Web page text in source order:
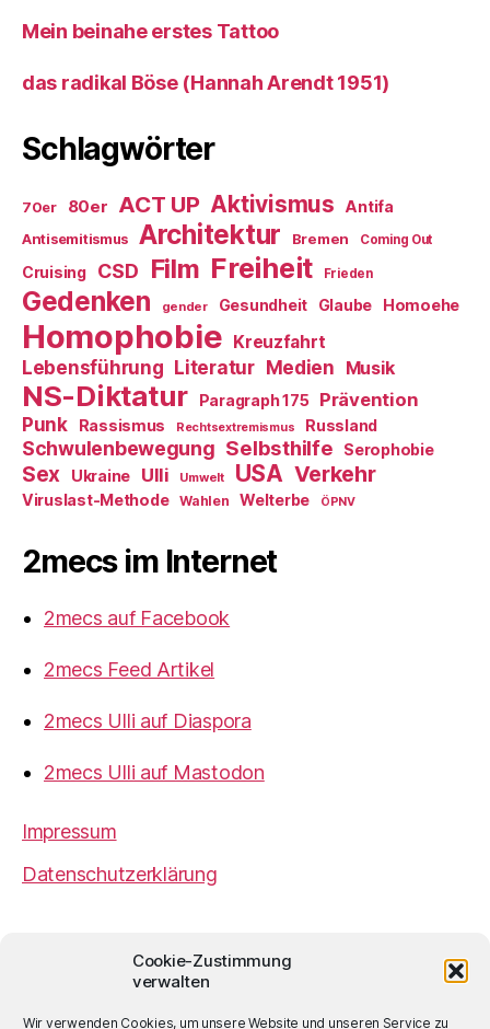
Cookie-Zustimmung
verwalten
Wir verwenden Cookies, um unsere Website und unseren Service zu
Mein beinahe erstes Tattoo
das radikal Böse (Hannah Arendt 1951)
Schlagwörter
70er 80er ACT UP Aktivismus Antifa
Antisemitismus Architektur Bremen Coming Out
Cruising CSD Film Freiheit Frieden
Gedenken gender Gesundheit Glaube Homoehe
Homophobie Kreuzfahrt
Lebensführung Literatur Medien Musik
NS-Diktatur Paragraph 175
Prävention
Punk
Rassismus Rechtsextremismus Russland
Schwulenbewegung Selbsthilfe Serophobie
Sex Ukraine Ulli Umwelt USA Verkehr
Viruslast-Methode Wahlen Welterbe ÖPNV
2mecs im Internet
2mecs auf Facebook
2mecs Feed Artikel
2mecs Ulli auf Diaspora
2mecs Ulli auf Mastodon
Impressum
Datenschutzerklärung
Ulrich Würdemannist sofern nicht
anders angegeben lizenziert unter einer
Creative
Lizenz.